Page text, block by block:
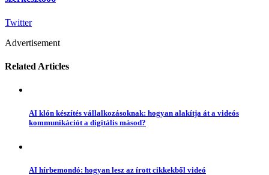
Twitter
Advertisement
Related Articles
AI klón készítés vállalkozásoknak: hogyan alakítja át a videós
kommunikációt a digitális másod?
AI hírbemondó: hogyan lesz az írott cikkekből videó